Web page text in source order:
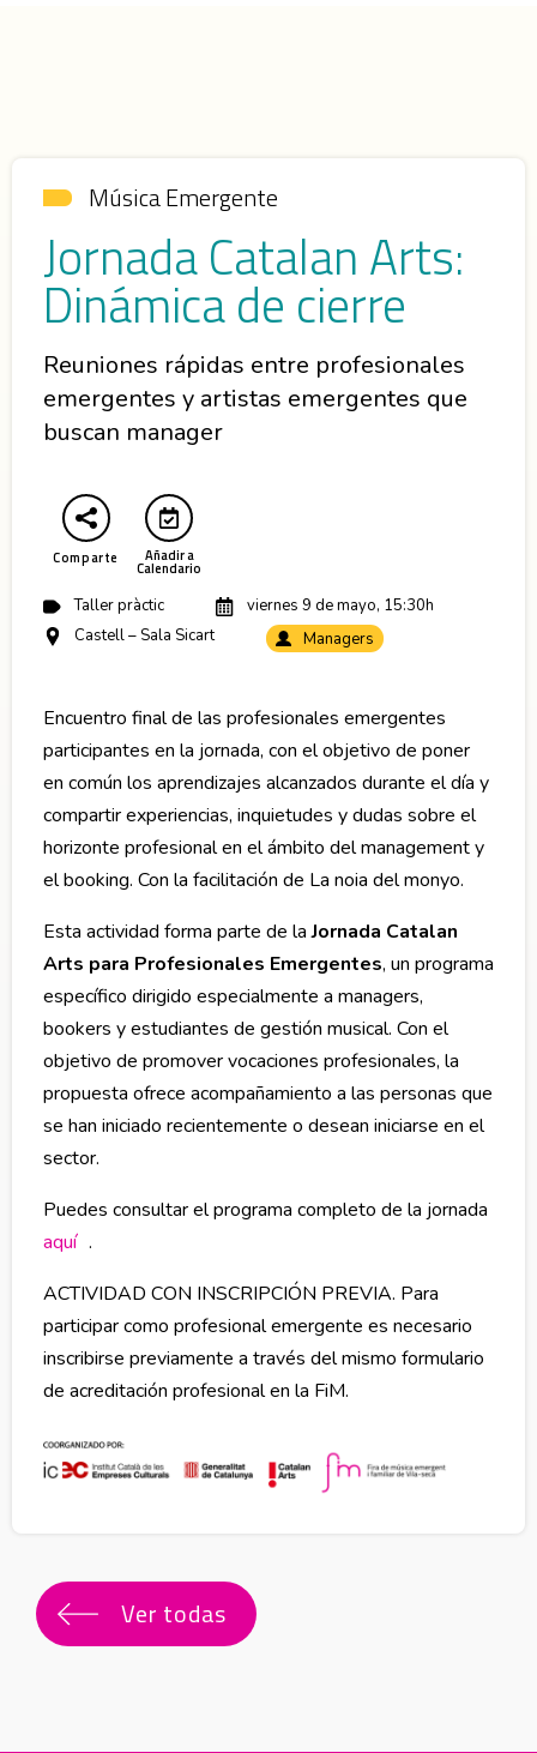
Música Emergente
Jornada Catalan Arts:
Dinámica de cierre
Reuniones rápidas entre profesionales
emergentes y artistas emergentes que
buscan manager
Comparte Añadir a
Calendario
Abre en nueva ventana
Taller pràctic
viernes 9 de mayo, 15:30h
Castell – Sala Sicart
Managers
Encuentro final de las profesionales emergentes
participantes en la jornada, con el objetivo de poner
en común los aprendizajes alcanzados durante el día y
compartir experiencias, inquietudes y dudas sobre el
horizonte profesional en el ámbito del management y
el booking. Con la facilitación de La noia del monyo.
Esta actividad forma parte de laJornada Catalan
Arts para Profesionales Emergentes, un programa
específico dirigido especialmente a managers,
bookers y estudiantes de gestión musical. Con el
objetivo de promover vocaciones profesionales, la
propuesta ofrece acompañamiento a las personas que
se han iniciado recientemente o desean iniciarse en el
sector.
Puedes consultar el programa completo de la jornada
aquí Abre en nueva ventana
.
ACTIVIDAD CON INSCRIPCIÓN PREVIA. Para
participar como profesional emergente es necesario
inscribirse previamente a través del mismo formulario
de acreditación profesional en la FiM.
Ver todas